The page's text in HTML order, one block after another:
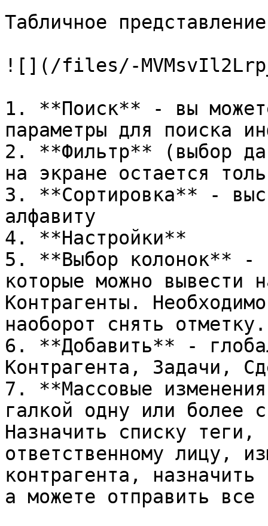
Табличное
![](/files/-
1. **Поиск** - вы
параметры для поиска
2. **Фильтр** (выбор
на экране остается
3. **Сортировка** -
алфавиту
4. **Настройки**
5. **Выбор колонок** -
которые можно вывести
Контрагенты.
наоборот снять отметку.
6. **Добавить** -
Контрагента, Задачи,
7. **Массовые
галкой одну или более
Назначить списку теги,
ответственному лицу,
контрагента,
а можете отправить